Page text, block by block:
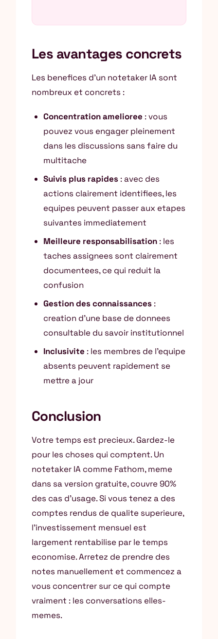
Les avantages concrets
Les benefices d’un notetaker IA sont
nombreux et concrets :
Concentration amelioree : vous
pouvez vous engager pleinement
dans les discussions sans faire du
multitache
Suivis plus rapides : avec des
actions clairement identifiees, les
equipes peuvent passer aux etapes
suivantes immediatement
Meilleure responsabilisation : les
taches assignees sont clairement
documentees, ce qui reduit la
confusion
Gestion des connaissances :
creation d’une base de donnees
consultable du savoir institutionnel
Inclusivite : les membres de l’equipe
absents peuvent rapidement se
mettre a jour
Conclusion
Votre temps est precieux. Gardez-le
pour les choses qui comptent. Un
notetaker IA comme Fathom, meme
dans sa version gratuite, couvre 90%
des cas d’usage. Si vous tenez a des
comptes rendus de qualite superieure,
l’investissement mensuel est
largement rentabilise par le temps
economise. Arretez de prendre des
notes manuellement et commencez a
vous concentrer sur ce qui compte
vraiment : les conversations elles-
memes.